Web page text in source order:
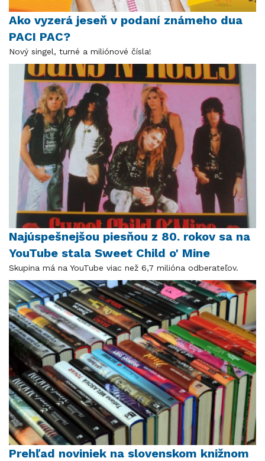
Ako vyzerá jeseň v podaní známeho dua
PACI PAC?
Nový singel, turné a miliónové čísla!
Najúspešnejšou piesňou z 80. rokov sa na
YouTube stala Sweet Child o' Mine
Skupina má na YouTube viac než 6,7 milióna odberateľov.
Prehľad noviniek na slovenskom knižnom